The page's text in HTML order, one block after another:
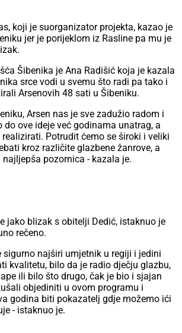
koji je suorganizator projekta, kazao je
jer je porijeklom iz Rasline pa mu je
Šibenika je Ana Radišić koja je kazala
srce vodi u svemu što radi pa tako i
Arsenovih 48 sati u Šibeniku.
Arsen nas je sve zadužio radom i
ove ideje već godinama unatrag, a
Potrudit ćemo se široki i veliki
kroz različite glazbene žanrove, a
pozornica - kazala je.
jako blizak s obitelji Dedić, istaknuo je
rečeno.
sigurno najširi umjetnik u regiji i jedini
kvalitetu, bilo da je radio dječju glazbu,
ili bilo što drugo, čak je bio i sjajan
objediniti u ovom programu i
godina biti pokazatelj gdje možemo ići
- istaknuo je.